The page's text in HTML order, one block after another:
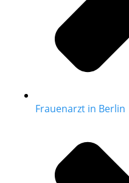
Frauenarzt in Berlin